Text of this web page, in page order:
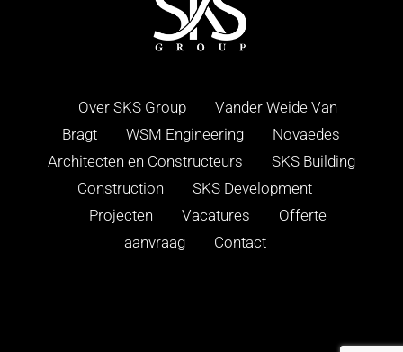
Over SKS Group
Vander Weide Van
Bragt
WSM Engineering
Novaedes
Architecten en Constructeurs
SKS Building
Construction
SKS Development
Projecten
Vacatures
Offerte
aanvraag
Contact